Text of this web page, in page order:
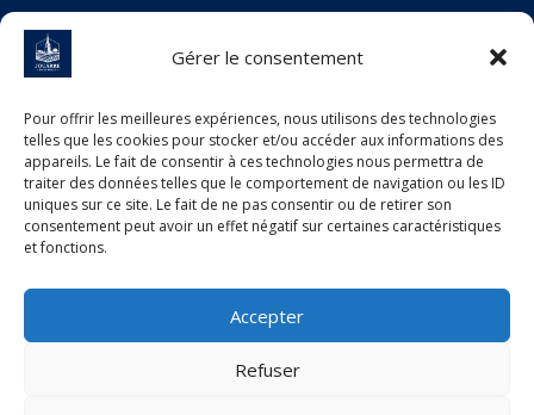
Gérer le consentement
Pour offrir les meilleures expériences, nous utilisons des technologies
telles que les cookies pour stocker et/ou accéder aux informations des
appareils. Le fait de consentir à ces technologies nous permettra de
traiter des données telles que le comportement de navigation ou les ID
uniques sur ce site. Le fait de ne pas consentir ou de retirer son
consentement peut avoir un effet négatif sur certaines caractéristiques
et fonctions.
Accepter
Refuser